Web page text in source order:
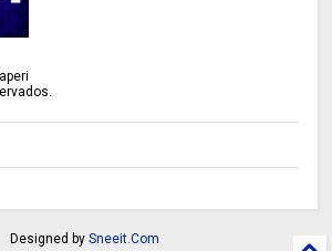
Designed by Sneeit.Com